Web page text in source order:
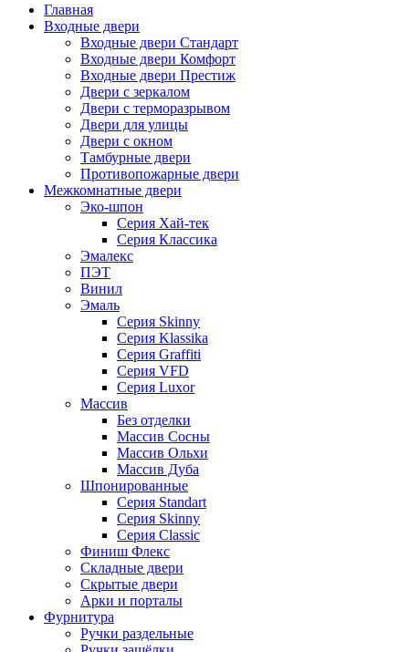
Главная
Входные двери
Входные двери Стандарт
Входные двери Комфорт
Входные двери Престиж
Двери с зеркалом
Двери с терморазрывом
Двери для улицы
Двери с окном
Тамбурные двери
Противопожарные двери
Межкомнатные двери
Эко-шпон
Серия Хай-тек
Серия Классика
Эмалекс
ПЭТ
Винил
Эмаль
Серия Skinny
Серия Klassika
Серия Graffiti
Серия VFD
Серия Luxor
Массив
Без отделки
Массив Сосны
Массив Ольхи
Массив Дуба
Шпонированные
Серия Standart
Серия Skinny
Серия Classic
Финиш Флекс
Складные двери
Скрытые двери
Арки и порталы
Фурнитура
Ручки раздельные